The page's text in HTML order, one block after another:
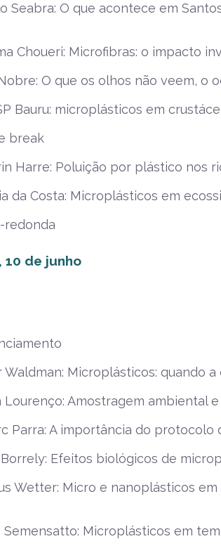
Seabra: O que acontece em
Choueri: Microfibras: o impacto
O que os olhos não veem,
Bauru: microplásticos em
break
Harre: Poluição por plástico nos
da Costa: Microplásticos em
redonda
de junho
Waldman: Microplásticos: quando
Lourenço: Amostragem ambiental
Parra: A importância do
Efeitos biológicos de
Wetter: Micro e nanoplásticos
Semensatto: Microplásticos em